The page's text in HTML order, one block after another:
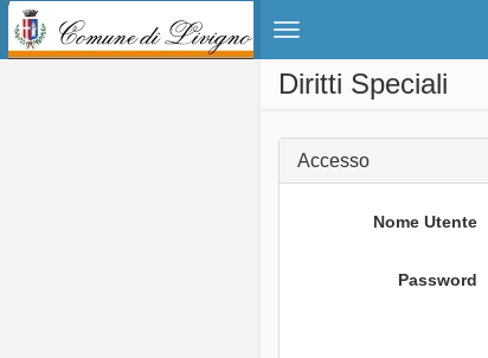
Skip
main
WebRatio
Toggle
navigation
Diritti Speciali
Accesso
Nome Utente
Password